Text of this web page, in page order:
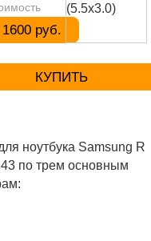
1600 руб.
КУПИТЬ
ноутбука Samsung R
по трем основным